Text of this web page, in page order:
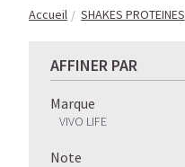
Accueil SHAKES PROTEINES
AFFINER PAR
Marque
VIVO LIFE
Note